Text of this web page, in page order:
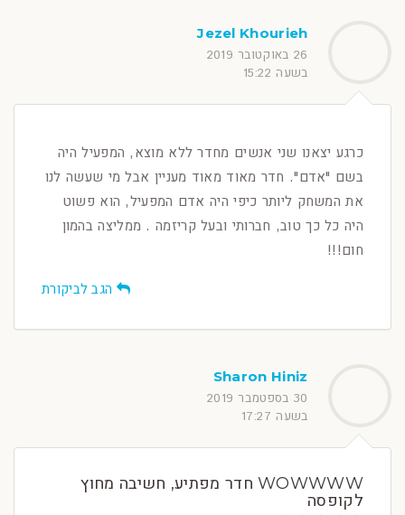
Jezel Khourieh
26 באוקטובר 2019
בשעה 15:22
כרגע יצאנו שני אנשים מחדר ללא מוצא, המפעיל היה
בשם "אדם". חדר מאוד מאוד מעניין אבל מי שעשה לנו
את המשחק ליותר כיפי היה אדם המפעיל, הוא פשוט
היה כל כך טוב, חברותי ובעל קריזמה . ממליצה בהמון
חום!!!
הגב לביקורת
Sharon Hiniz
30 בספטמבר 2019
בשעה 17:27
WOWWWW חדר מפתיע, חשיבה מחוץ
לקופסה